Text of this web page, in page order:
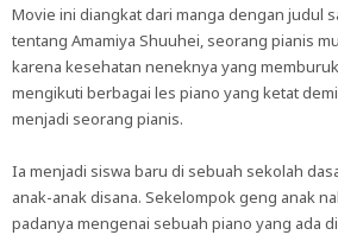
Movie ini diangkat dari manga dengan judul
tentang Amamiya Shuuhei, seorang pianis
karena kesehatan neneknya yang
mengikuti berbagai les piano yang ketat
menjadi seorang pianis.
Ia menjadi siswa baru di sebuah sekolah
anak-anak disana. Sekelompok geng anak
padanya mengenai sebuah piano yang ada